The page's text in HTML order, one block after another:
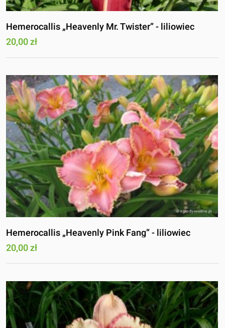
Hemerocallis „Heavenly Mr. Twister” - liliowiec
20,00 zł
Hemerocallis „Heavenly Pink Fang” - liliowiec
20,00 zł